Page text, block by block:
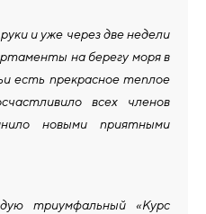
и уже через две недели
на берегу моря в
есть прекрасное теплое
всех членов
новыми приятными
триумфальный «Курс